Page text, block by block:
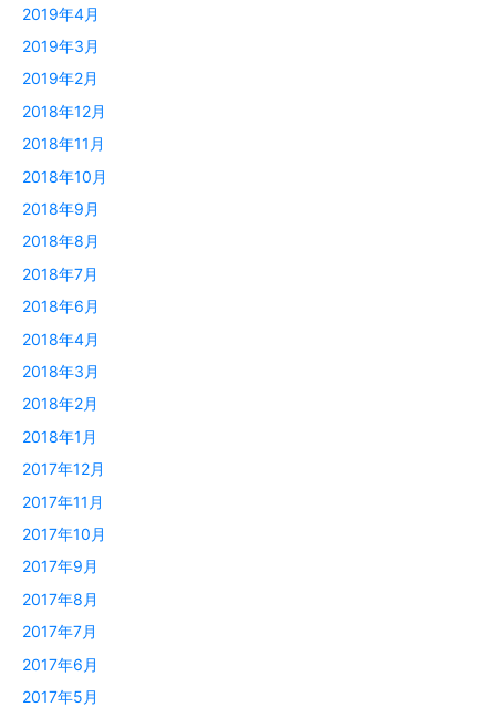
2019年4月
2019年3月
2019年2月
2018年12月
2018年11月
2018年10月
2018年9月
2018年8月
2018年7月
2018年6月
2018年4月
2018年3月
2018年2月
2018年1月
2017年12月
2017年11月
2017年10月
2017年9月
2017年8月
2017年7月
2017年6月
2017年5月